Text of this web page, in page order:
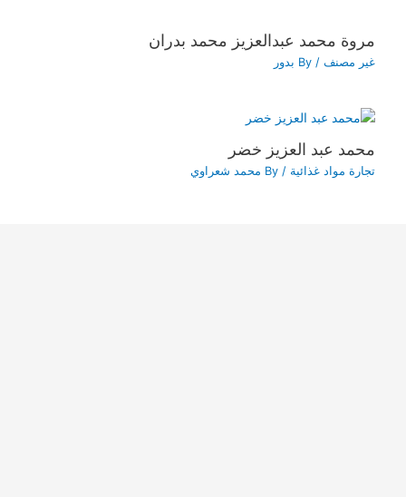
مروة محمد عبدالعزيز محمد بدران
غير مصنف / By بدور
محمد عبد العزيز خضر
تجارة مواد غذائية / By محمد شعراوي